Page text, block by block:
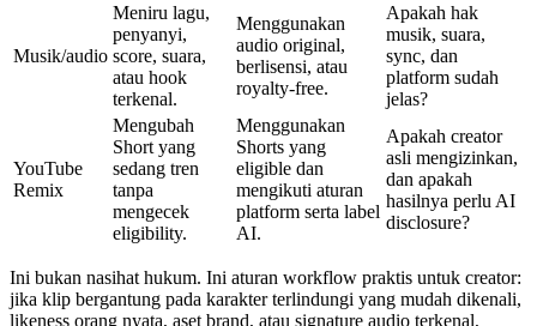
Musik/audio
Meniru lagu,
penyanyi,
score, suara,
atau hook
terkenal.
Menggunakan
audio original,
berlisensi, atau
royalty-free.
Apakah hak
musik, suara,
sync, dan
platform sudah
jelas?
YouTube
Remix
Mengubah
Short yang
sedang tren
tanpa
mengecek
eligibility.
Menggunakan
Shorts yang
eligible dan
mengikuti aturan
platform serta label
AI.
Apakah creator
asli mengizinkan,
dan apakah
hasilnya perlu AI
disclosure?
Ini bukan nasihat hukum. Ini aturan workflow praktis untuk creator:
jika klip bergantung pada karakter terlindungi yang mudah dikenali,
likeness orang nyata, aset brand, atau signature audio terkenal,